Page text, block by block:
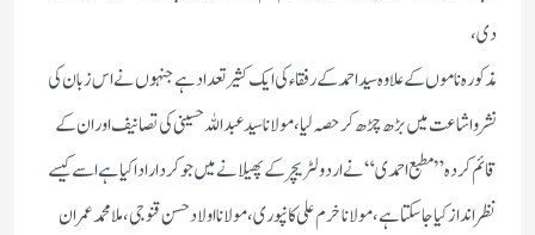
دی،
مذکورہ ناموں کے علاوہ سید احمد کے رفقاء کی ایک کثیر تعداد ہے جنہوں نے اس زبان کی
نشر و اشاعت میں بڑھ چڑھ کر حصہ لیا، مولانا سید عبداللہ حسینی کی تصانیف اور ان کے
قائم کردہ ”مطبع احمدی“ نے اردو لٹریچر کے پھیلانے میں جو کردار ادا کیا ہے اسے کیسے
نظر انداز کیا جا سکتا ہے، مولانا خرم علی کانپوری، مولانا اولاد حسن قنوجی، ملا محمد عمران